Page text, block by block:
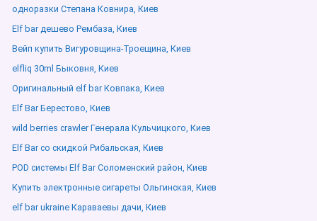
одноразки Степана Ковнира, Киев
Elf bar дешево Рембаза, Киев
Вейп купить Вигуровщина-Троещина, Киев
elfliq 30ml Быковня, Киев
Оригинальный elf bar Ковпака, Киев
Elf Bar Берестово, Киев
wild berries crawler Генерала Кульчицкого, Киев
Elf Bar со скидкой Рибальская, Киев
POD системы Elf Bar Соломенский район, Киев
Купить электронные сигареты Ольгинская, Киев
elf bar ukraine Караваевы дачи, Киев